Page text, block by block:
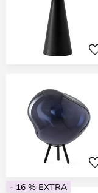
- 16 % EXTRA